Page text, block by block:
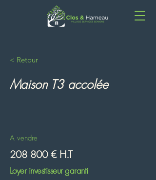
< Retour
Maison T3 accolée
A vendre
208 800 € H.T
Loyer investisseur garanti